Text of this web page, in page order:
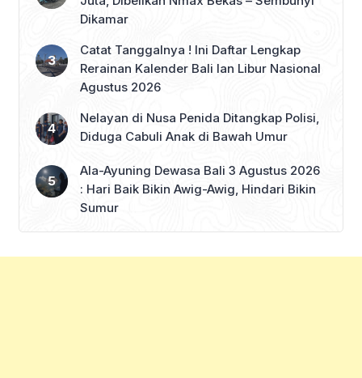
Dikamar
Catat Tanggalnya ! Ini Daftar Lengkap
Rerainan Kalender Bali lan Libur Nasional
Agustus 2026
Nelayan di Nusa Penida Ditangkap Polisi,
Diduga Cabuli Anak di Bawah Umur
Ala-Ayuning Dewasa Bali 3 Agustus 2026
: Hari Baik Bikin Awig-Awig, Hindari Bikin
Sumur